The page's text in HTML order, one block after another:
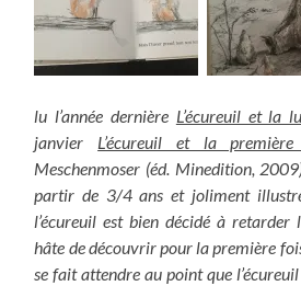
lu l’année dernière L’écureuil et la
janvier L’écureuil et la première
Meschenmoser (éd. Minedition,
partir de 3/4 ans et joliment
l’écureuil est bien décidé à retarder
hâte de découvrir pour la première
se fait attendre au point que